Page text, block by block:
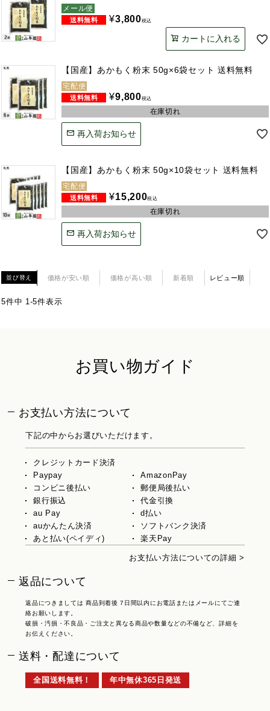
メール便
¥3,800税込
カートに入れる
【国産】あかもく粉末 50g×6袋セット 送料無料
宅配便
¥9,800税込
在庫切れ
再入荷お知らせ
【国産】あかもく粉末 50g×10袋セット 送料無料
宅配便
¥15,200税込
在庫切れ
再入荷お知らせ
並び替え 価格が安い順 価格が高い順 新着順 レビュー順
5件中 1 -5件表示
お買い物ガイド
お支払い方法について
下記の中からお選びいただけます。
クレジットカード決済
Paypay
AmazonPay
コンビニ後払い
郵便局後払い
銀行振込
代金引換
au Pay
d払い
auかんたん決済
ソフトバンク決済
あと払い(ペイディ)
楽天Pay
お支払い方法についての詳細 >
返品について
返品につきましては 商品到着後 7日間以内にお電話またはメールにてご連
絡お願いします。
破損・汚損・不良品・ご注文と異なる商品や数量などの不備など、詳細を
お伝えください。
送料・配達について
全国送料無料！ 年中無休365日発送